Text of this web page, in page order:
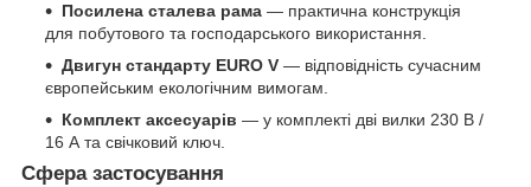
Посилена сталева рама — практична конструкція
для побутового та господарського використання.
Двигун стандарту EURO V — відповідність сучасним
європейським екологічним вимогам.
Комплект аксесуарів — у комплекті дві вилки 230 В /
16 А та свічковий ключ.
Сфера застосування